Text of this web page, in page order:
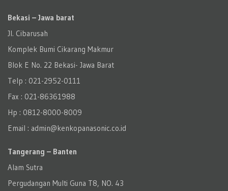
Bekasi – Jawa barat
Jl. Cibarusah
Komplek Bumi Cikarang Makmur
Blok E No. 22 Bekasi- Jawa Barat
Telp : 021-2952-0111
Fax : 021-86361988
Hp : 0812-8000-8009
Email : admin@kenkopanasonic.co.id
Tangerang – Banten
Alam Sutra
Pergudangan Multi Guna T8, NO. 43